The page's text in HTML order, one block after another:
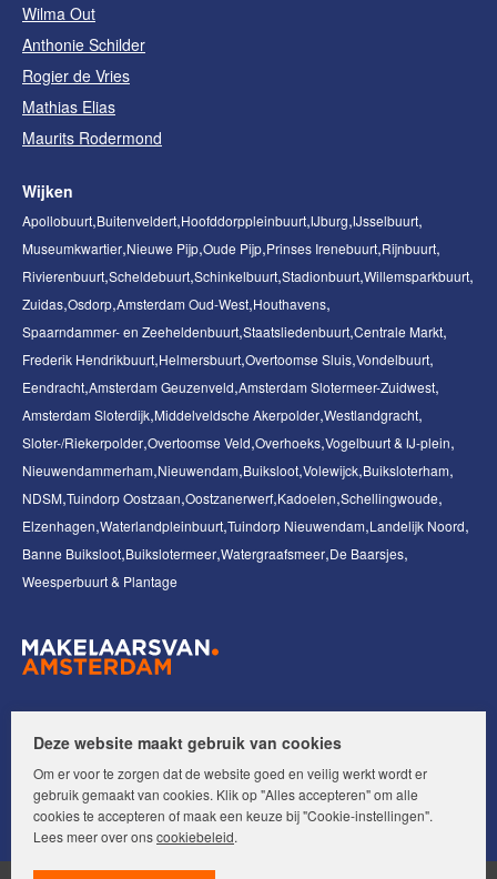
Wilma Out
Anthonie Schilder
Rogier de Vries
Mathias Elias
Maurits Rodermond
Wijken
Apollobuurt Buitenveldert Hoofddorppleinbuurt IJburg IJsselbuurt
Museumkwartier Nieuwe Pijp Oude Pijp Prinses Irenebuurt Rijnbuurt
Rivierenbuurt Scheldebuurt Schinkelbuurt Stadionbuurt Willemsparkbuurt
Zuidas Osdorp Amsterdam Oud-West Houthavens
Spaarndammer- en Zeeheldenbuurt Staatsliedenbuurt Centrale Markt
Frederik Hendrikbuurt Helmersbuurt Overtoomse Sluis Vondelbuurt
Eendracht Amsterdam Geuzenveld Amsterdam Slotermeer-Zuidwest
Amsterdam Sloterdijk Middelveldsche Akerpolder Westlandgracht
Sloter-/Riekerpolder Overtoomse Veld Overhoeks Vogelbuurt & IJ-plein
Nieuwendammerham Nieuwendam Buiksloot Volewijck Buiksloterham
NDSM Tuindorp Oostzaan Oostzanerwerf Kadoelen Schellingwoude
Elzenhagen Waterlandpleinbuurt Tuindorp Nieuwendam Landelijk Noord
Banne Buiksloot Buikslotermeer Watergraafsmeer De Baarsjes
Weesperbuurt & Plantage
Volg ons op:
Deze website maakt gebruik van cookies
Om er voor te zorgen dat de website goed en veilig werkt wordt er
gebruik gemaakt van cookies. Klik op "Alles accepteren" om alle
cookies te accepteren of maak een keuze bij "Cookie-instellingen".
Lees meer over onscookiebeleid.